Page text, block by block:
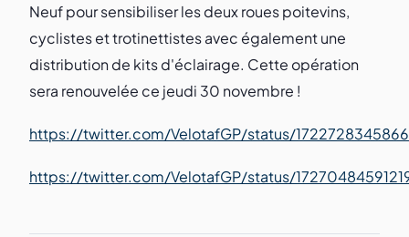
Neuf pour sensibiliser les deux roues poitevins,
cyclistes et trotinettistes avec également une
distribution de kits d'éclairage. Cette opération
sera renouvelée ce jeudi 30 novembre !
https://twitter.com/VelotafGP/status/
https://twitter.com/VelotafGP/status/